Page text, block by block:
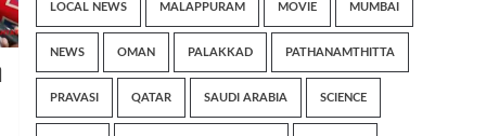
LOCAL NEWS MALAPPURAM MOVIE MUMBAI
NEWS OMAN PALAKKAD PATHANAMTHITTA
PRAVASI QATAR SAUDI ARABIA SCIENCE